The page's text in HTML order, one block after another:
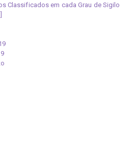
Classificados em cada Grau de Sigilo